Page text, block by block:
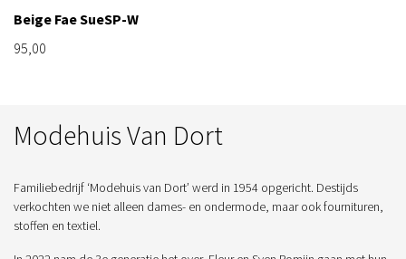
Beige Fae SueSP-W
95,00
Modehuis Van Dort
Familiebedrijf ‘Modehuis van Dort’ werd in 1954 opgericht. Destijds
verkochten we niet alleen dames- en ondermode, maar ook fournituren,
stoffen en textiel.